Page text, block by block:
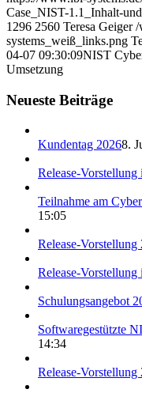
Case_NIST-1.1_Inhalt-
1296 2560 Teresa Geiger /
systems_weiß_links.png
04-07 09:30:09NIST
Umsetzung
Neueste Beiträge
Kundentag 20268.
Release-Vorstellung
Teilnahme am
15:05
Release-Vorstellung
Release-Vorstellung
Schulungsangebot
Softwaregestützte
14:34
Release-Vorstellung